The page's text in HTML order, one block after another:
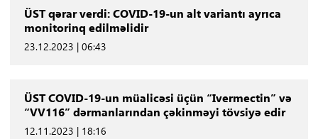
ÜST qərar verdi: COVID-19-un alt variantı ayrıca
monitorinq edilməlidir
23.12.2023 | 06:43
ÜST COVID-19-un müalicəsi üçün “Ivermectin” və
“VV116” dərmanlarından çəkinməyi tövsiyə edir
12.11.2023 | 18:16